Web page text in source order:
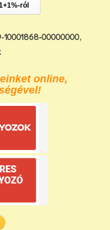
ról
10001868-00000000,
online,